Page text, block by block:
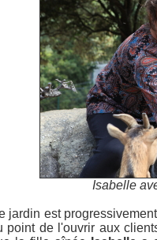
Isabelle
jardin est
point de l'ouvrir aux